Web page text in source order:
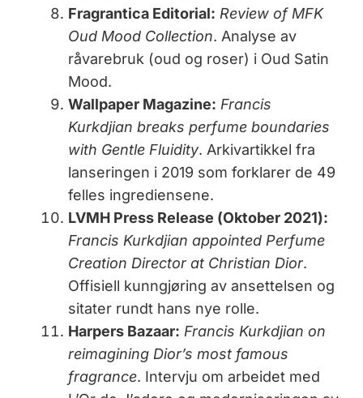
Fragrantica Editorial: Review of MFK
Oud Mood Collection. Analyse av
råvarebruk (oud og roser) i Oud Satin
Mood.
Wallpaper Magazine: Francis
Kurkdjian breaks perfume boundaries
with Gentle Fluidity. Arkivartikkel fra
lanseringen i 2019 som forklarer de 49
felles ingrediensene.
LVMH Press Release (Oktober 2021):
Francis Kurkdjian appointed Perfume
Creation Director at Christian Dior.
Offisiell kunngjøring av ansettelsen og
sitater rundt hans nye rolle.
Harpers Bazaar: Francis Kurkdjian on
reimagining Dior’s most famous
fragrance. Intervju om arbeidet med